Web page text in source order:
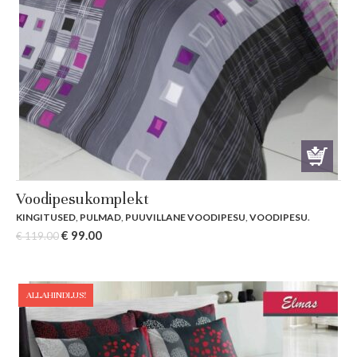
Voodipesukomplekt
KINGITUSED, PULMAD, PUUVILLANE VOODIPESU,VOODIPESU.
€119.00Original
€ 119.00.
€ 99.00Current
ALLAHINDLUS!